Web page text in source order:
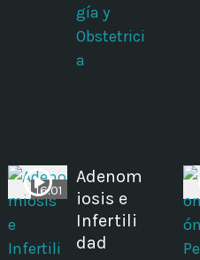
gía y
Obstetrici
a
16:01
Adenom
iosis e
Infertili
dad